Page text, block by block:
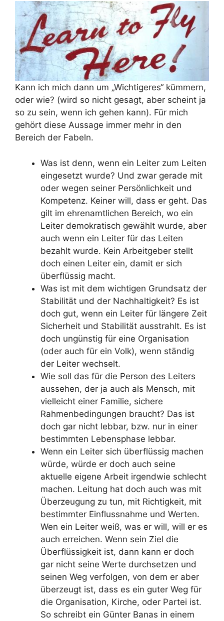
Kann ich mich dann um „Wichtigeres“ kümmern,
oder wie? (wird so nicht gesagt, aber scheint ja
so zu sein, wenn ich gehen kann). Für mich
gehört diese Aussage immer mehr in den
Bereich der Fabeln.
Was ist denn, wenn ein Leiter zum Leiten
eingesetzt wurde? Und zwar gerade mit
oder wegen seiner Persönlichkeit und
Kompetenz. Keiner will, dass er geht. Das
gilt im ehrenamtlichen Bereich, wo ein
Leiter demokratisch gewählt wurde, aber
auch wenn ein Leiter für das Leiten
bezahlt wurde. Kein Arbeitgeber stellt
doch einen Leiter ein, damit er sich
überflüssig macht.
Was ist mit dem wichtigen Grundsatz der
Stabilität und der Nachhaltigkeit? Es ist
doch gut, wenn ein Leiter für längere Zeit
Sicherheit und Stabilität ausstrahlt. Es ist
doch ungünstig für eine Organisation
(oder auch für ein Volk), wenn ständig
der Leiter wechselt.
Wie soll das für die Person des Leiters
aussehen, der ja auch als Mensch, mit
vielleicht einer Familie, sichere
Rahmenbedingungen braucht? Das ist
doch gar nicht lebbar, bzw. nur in einer
bestimmten Lebensphase lebbar.
Wenn ein Leiter sich überflüssig machen
würde, würde er doch auch seine
aktuelle eigene Arbeit irgendwie schlecht
machen. Leitung hat doch auch was mit
Überzeugung zu tun, mit Richtigkeit, mit
bestimmter Einflussnahme und Werten.
Wen ein Leiter weiß, was er will, will er es
auch erreichen. Wenn sein Ziel die
Überflüssigkeit ist, dann kann er doch
gar nicht seine Werte durchsetzen und
seinen Weg verfolgen, von dem er aber
überzeugt ist, dass es ein guter Weg für
die Organisation, Kirche, oder Partei ist.
So schreibt ein Günter Banas in einem